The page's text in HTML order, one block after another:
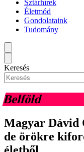
Sztárhírek
Életmód
Gondolataink
Tudomány
Keresés
Belföld
Magyar Dávid
de örökre